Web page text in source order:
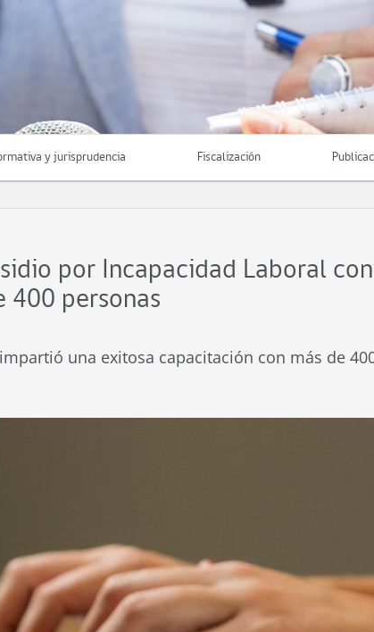
y jurisprudencia Fiscalización
por Incapacidad Laboral
400 personas
una exitosa capacitación con más de